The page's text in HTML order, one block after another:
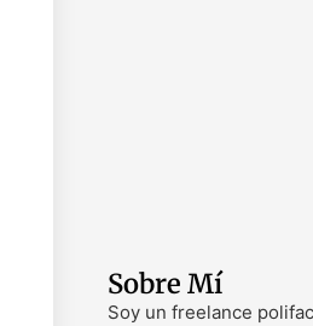
Sobre Mí
Soy un freelance